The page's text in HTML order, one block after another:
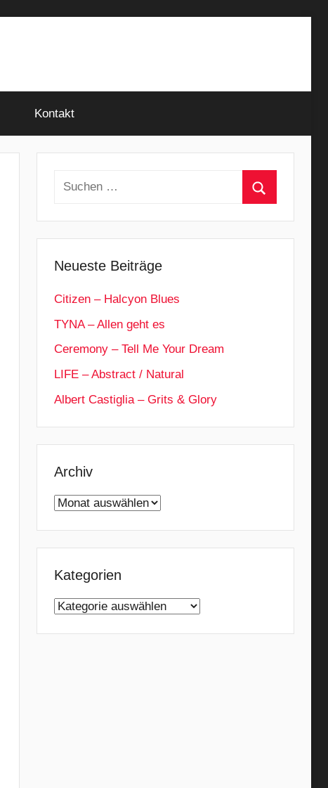
Kontakt
Suchen
Neueste Beiträge
Citizen – Halcyon Blues
TYNA – Allen geht es
Ceremony – Tell Me Your Dream
LIFE – Abstract / Natural
Albert Castiglia – Grits & Glory
Archiv
Archiv
Kategorien
Kategorien